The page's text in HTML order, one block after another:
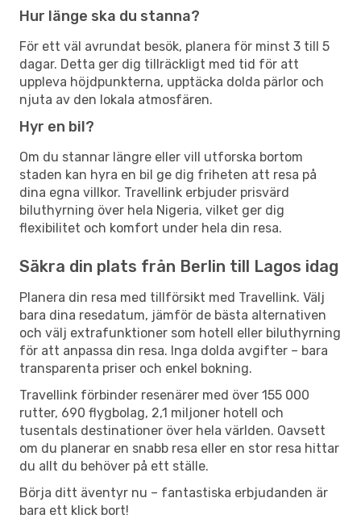
Hur länge ska du stanna?
För ett väl avrundat besök, planera för minst 3 till 5
dagar. Detta ger dig tillräckligt med tid för att
uppleva höjdpunkterna, upptäcka dolda pärlor och
njuta av den lokala atmosfären.
Hyr en bil?
Om du stannar längre eller vill utforska bortom
staden kan hyra en bil ge dig friheten att resa på
dina egna villkor. Travellink erbjuder prisvärd
biluthyrning över hela Nigeria, vilket ger dig
flexibilitet och komfort under hela din resa.
Säkra din plats från Berlin till Lagos idag
Planera din resa med tillförsikt med Travellink. Välj
bara dina resedatum, jämför de bästa alternativen
och välj extrafunktioner som hotell eller biluthyrning
för att anpassa din resa. Inga dolda avgifter – bara
transparenta priser och enkel bokning.
Travellink förbinder resenärer med över 155 000
rutter, 690 flygbolag, 2,1 miljoner hotell och
tusentals destinationer över hela världen. Oavsett
om du planerar en snabb resa eller en stor resa hittar
du allt du behöver på ett ställe.
Börja ditt äventyr nu – fantastiska erbjudanden är
bara ett klick bort!